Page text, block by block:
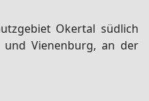
Okertal südlich
und Vienenburg, an der